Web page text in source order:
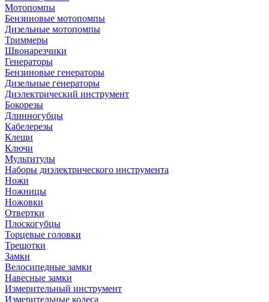
Мотопомпы
Бензиновые мотопомпы
Дизельные мотопомпы
Триммеры
Швонарезчики
Генераторы
Бензиновые генераторы
Дизельные генераторы
Диэлектрический инструмент
Бокорезы
Длинногубцы
Кабелерезы
Клещи
Ключи
Мультитулы
Наборы диэлектрического инструмента
Ножи
Ножницы
Ножовки
Отвертки
Плоскогубцы
Торцевые головки
Трещотки
Замки
Велосипедные замки
Навесные замки
Измерительный инструмент
Измерительные колеса